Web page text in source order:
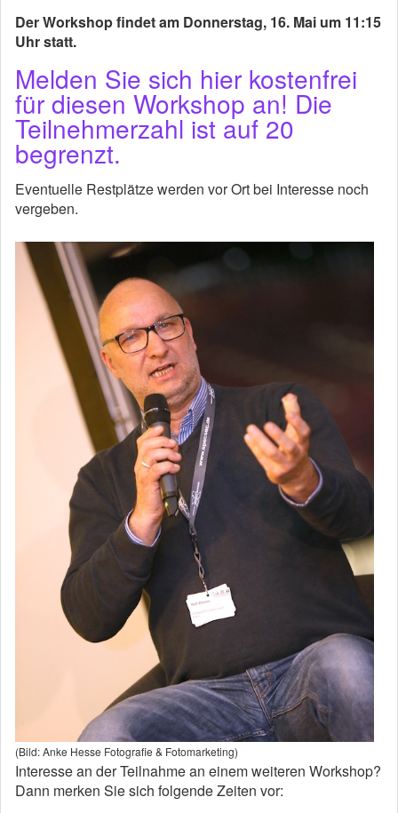
Der Workshop findet am Donnerstag, 16. Mai um 11:15
Uhr statt.
Melden Sie sich hier kostenfrei
für diesen Workshop an! Die
Teilnehmerzahl ist auf 20
begrenzt.
Eventuelle Restplätze werden vor Ort bei Interesse noch
vergeben.
(Bild: Anke Hesse Fotografie & Fotomarketing)
Interesse an der Teilnahme an einem weiteren Workshop?
Dann merken Sie sich folgende Zeiten vor: